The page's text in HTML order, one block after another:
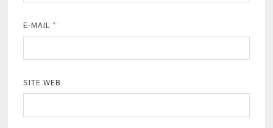
E-MAIL *
SITE WEB